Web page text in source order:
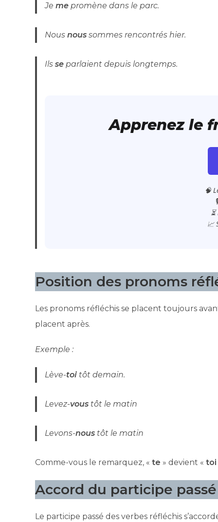
Je me promène dans le parc.
Nous nous sommes rencontrés hier.
Ils se parlaient depuis longtemps.
Apprenez le
🧠
📈
Position des pronoms
Les pronoms réfléchis se placent toujours
placent après.
Exemple :
Lève-toi tôt demain.
Levez-vous tôt le matin
Levons-nous tôt le matin
Comme-vous le remarquez, « te » devient « toi
Accord du participe passé
Le participe passé des verbes réfléchis